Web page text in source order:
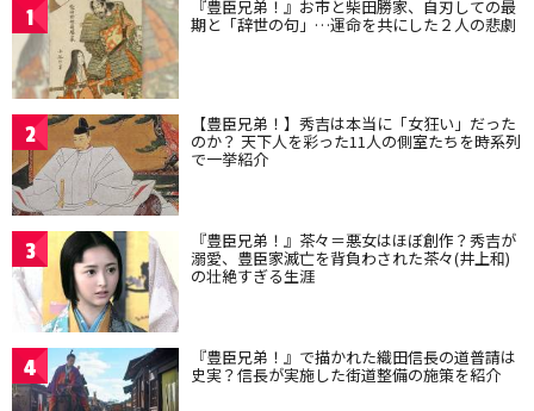
1 『豊臣兄弟！』お市と柴田勝家、自刃しての最
期と「辞世の句」…運命を共にした２人の悲劇
2 【豊臣兄弟！】秀吉は本当に「女狂い」だった
のか？ 天下人を彩った11人の側室たちを時系列
で一挙紹介
3 『豊臣兄弟！』茶々＝悪女はほぼ創作？秀吉が
溺愛、豊臣家滅亡を背負わされた茶々(井上和)
の壮絶すぎる生涯
4 『豊臣兄弟！』で描かれた織田信長の道普請は
史実？信長が実施した街道整備の施策を紹介